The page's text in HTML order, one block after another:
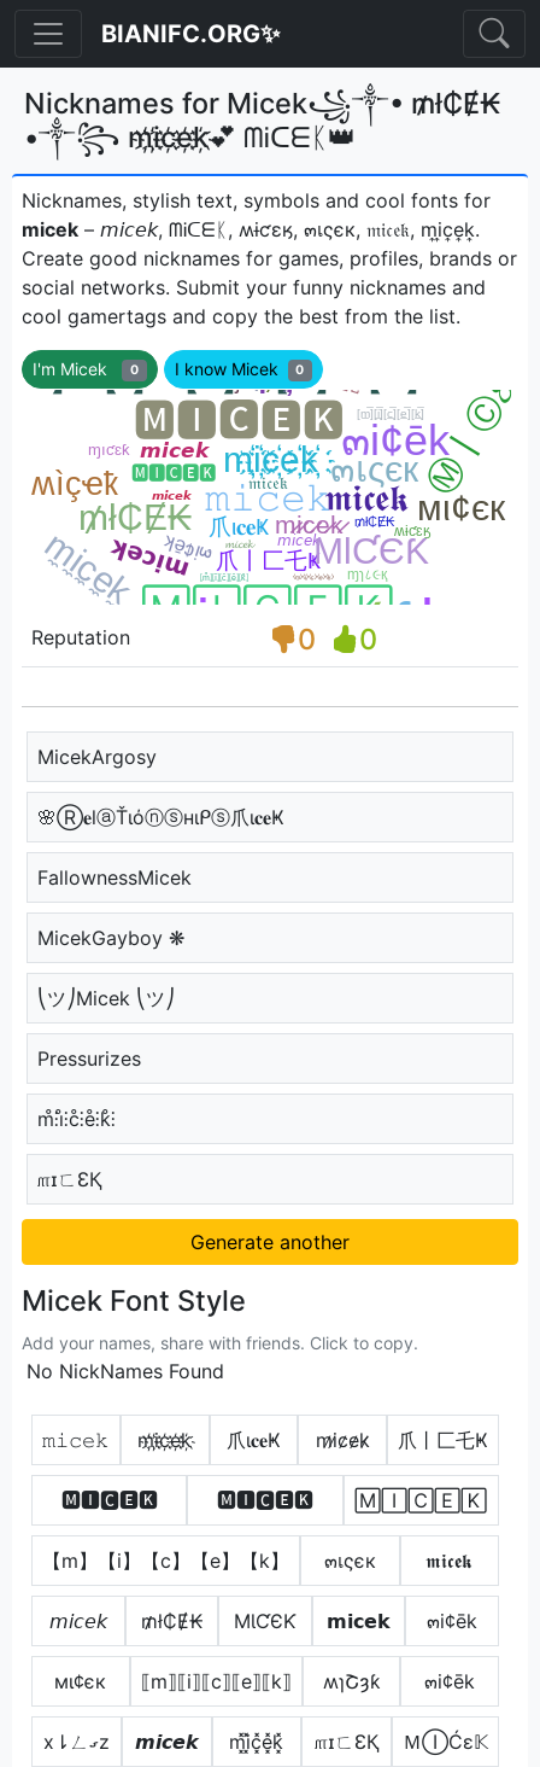
BIANIFC.ORG✨
Nicknames for Micek꧁༒• ₥ł₵Ɇ₭
•༒꧂ m҉i҉c҉e҉k҉💕 ᗰᎥᑕᗴᛕ👑
Nicknames, stylish text, symbols and cool fonts for
micek – 𝘮𝘪𝘤𝘦𝘬, ᗰᎥᑕᗴᛕ, ʍɨƈɛӄ, ๓เςєк, 𝔪𝔦𝔠𝔢𝔨, m͎i͎c͎e͎k͎ㅤ.
Create good nicknames for games, profiles, brands or
social networks. Submit your funny nicknames and
cool gamertags and copy the best from the list.
I'm Micek 0 I know Micek 0
Reputation 0 0
MicekArgosy
🌸Ⓡ𝐞lⓐŤιόⓝⓢнιᑭⓢ爪ι𝐜𝐞Ҝ
FallownessMicek
MicekGayboy ❋
⎝ツ⎠Micek ⎝ツ⎠
Pressurizes
m̊⫶i̊⫶c̊⫶e̊⫶k̊⫶
௱ɪㄈƐҚ
Generate another
Micek Font Style
Add your names, share with friends. Click to copy.
No NickNames Found
𝚖𝚒𝚌𝚎𝚔 m҉i҉c҉e҉k҉ 爪ι𝐜𝐞Ҝ m̷i̷c̷e̷k̷ 爪丨匚乇Ҝ
🅼🅸🅲🅴🅺 🅼🅸🅲🅴🅺 🄼🄸🄲🄴🄺
【m】【i】【c】【e】【k】 ๓เςєк 𝖒𝖎𝖈𝖊𝖐
𝘮𝘪𝘤𝘦𝘬 ₥ł₵Ɇ₭ MƖƇЄƘ 𝗺𝗶𝗰𝗲𝗸 ๓i¢ēk
мι¢єк ⟦m⟧⟦i⟧⟦c⟧⟦e⟧⟦k⟧ ʍɿՇȝƙ ๓i¢ēk
x⇂ㄥގz 𝙢𝙞𝙘𝙚𝙠 m͓̽i͓̽c͓̽e͓̽k͓̽ ௱ɪㄈƐҚ ＭⒾĆε𝕂